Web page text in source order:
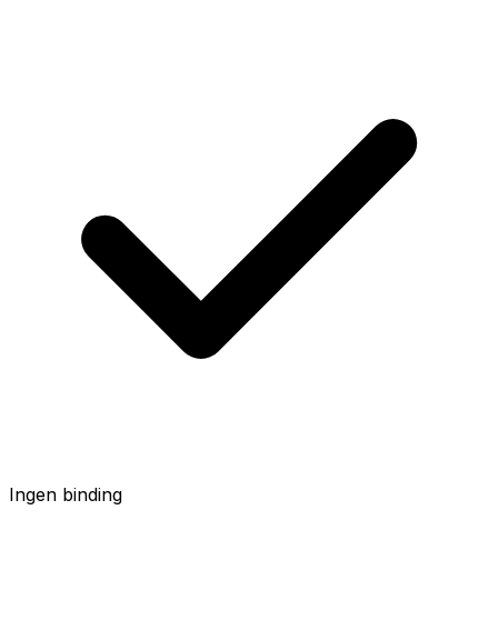
Ingen binding